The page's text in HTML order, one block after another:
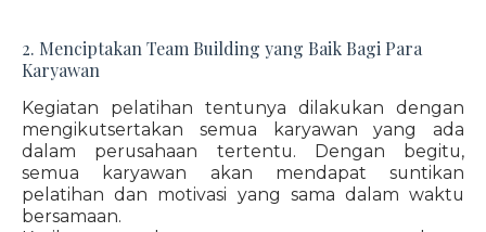
2. Menciptakan Team Building yang Baik Bagi Para
Karyawan
Kegiatan pelatihan tentunya dilakukan dengan
mengikutsertakan semua karyawan yang ada
dalam perusahaan tertentu. Dengan begitu,
semua karyawan akan mendapat suntikan
pelatihan dan motivasi yang sama dalam waktu
bersamaan.